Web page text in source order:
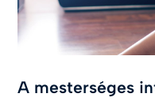
A mesterséges